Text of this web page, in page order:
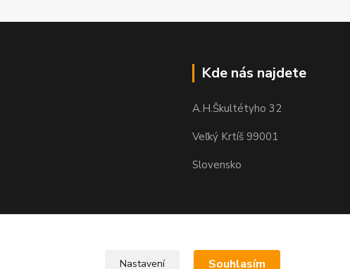
Kde nás najdete
A.H.Škultétyho 32
Veľký Krtíš 99001
Slovensko
Nastavení Souhlasím